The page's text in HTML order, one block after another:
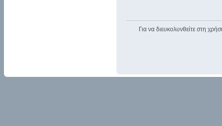
Για να διευκολυνθείτε στη